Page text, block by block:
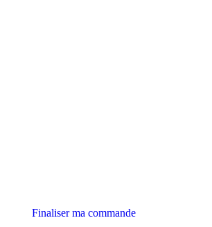
Finaliser ma commande